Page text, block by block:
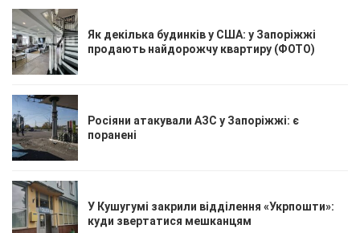
Як декілька будинків у США: у Запоріжжі
продають найдорожчу квартиру (ФОТО)
Росіяни атакували АЗС у Запоріжжі: є
поранені
У Кушугумі закрили відділення «Укрпошти»:
куди звертатися мешканцям